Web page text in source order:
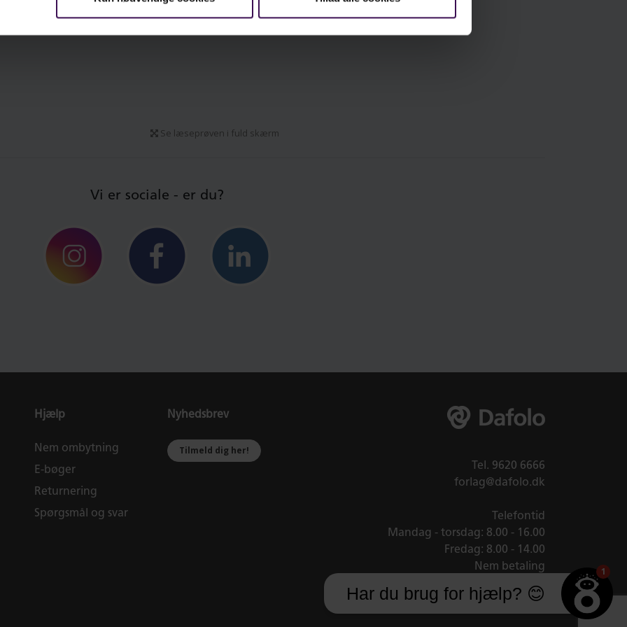
forståelsen af begejstring i samarbejde,
undervisning og organisationsliv
arbejde med begejstring som en drivkraft i
og andre, der interesserer sig for
Se læseprøven i fuld skærm
Vi er sociale - er du?
Hjælp
Nem ombytning
E-bøger
Returnering
Spørgsmål og svar
Nyhedsbrev
Tilmeld dig her!
Tel. 9620 6666
forlag@dafolo.dk
Telefontid
Mandag - torsdag: 8.00 - 16.00
Fredag: 8.00 - 14.00
Nem betaling
1
Har du brug for hjælp? 😊